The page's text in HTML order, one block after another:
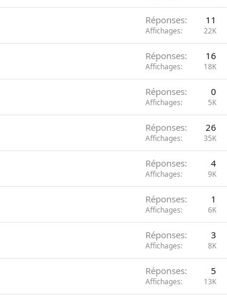
Réponses 11
Affichages 22K
Réponses 16
Affichages 18K
Réponses 0
Affichages 5K
Réponses 26
Affichages 35K
Réponses 4
Affichages 9K
Réponses 1
Affichages 6K
Réponses 3
Affichages 8K
Réponses 5
Affichages 13K